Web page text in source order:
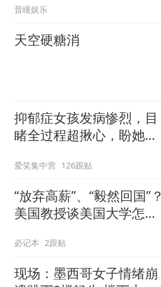
昔瞳娱乐
天空硬糖消
抑郁症女孩发病惨烈，目
睹全过程超揪心，盼她早
爱笑集中营 126跟贴
“放弃高薪”、“毅然回国”？
美国教授谈美国大学怎样
必记本 2跟贴
现场：墨西哥女子情绪崩